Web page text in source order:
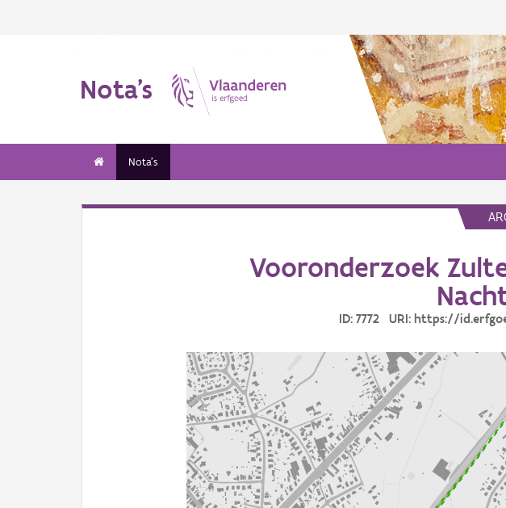
Nota's
Nota's
Vooronderzoek
ID: 7772 URI: https://